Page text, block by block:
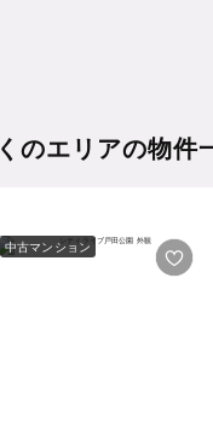
のエリアの物件
中古マンション